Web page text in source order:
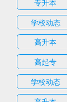
学校动态
高升本
高起专
学校动态